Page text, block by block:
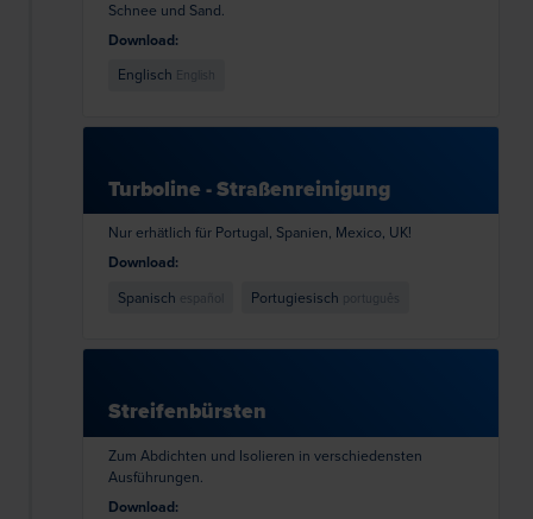
Schnee und Sand.
Download:
Englisch English
Turboline - Straßenreinigung
Nur erhätlich für Portugal, Spanien, Mexico, UK!
Download:
Spanisch
español Portugiesisch português
Streifenbürsten
Zum Abdichten und Isolieren in verschiedensten
Ausführungen.
Download: